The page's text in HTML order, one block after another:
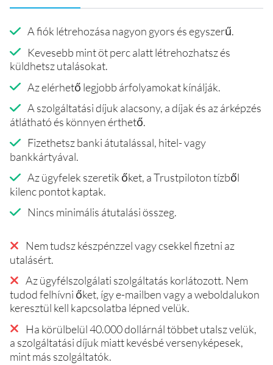
A fiók létrehozása nagyon gyors és egyszerű.
Kevesebb mint öt perc alatt létrehozhatsz és
küldhetsz utalásokat.
Az elérhető legjobb árfolyamokat kínálják.
A szolgáltatási díjuk alacsony, a díjak és az árképzés
átlátható és könnyen érthető.
Fizethetsz banki átutalással, hitel- vagy
bankkártyával.
Az ügyfelek szeretik őket, a Trustpiloton tízből
kilenc pontot kaptak.
Nincs minimális átutalási összeg.
Nem tudsz készpénzzel vagy csekkel fizetni az
utalásért.
Az ügyfélszolgálati szolgáltatás korlátozott. Nem
tudod felhívni őket, így e-mailben vagy a weboldalukon
keresztül kell kapcsolatba lépned velük.
Ha körülbelül 40.000 dollárnál többet utalsz velük,
a szolgáltatási díjuk miatt kevésbé versenyképesek,
mint más szolgáltatók.